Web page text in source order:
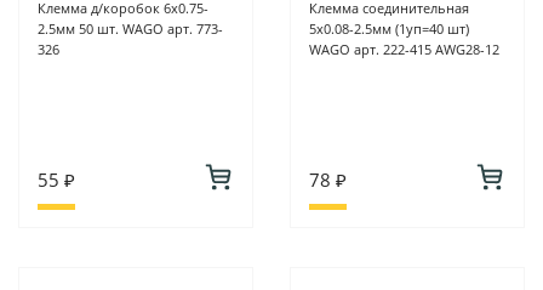
Клемма д/коробок 6х0.75-
2.5мм 50 шт. WAGO арт. 773-
326
55 ₽
Клемма соединительная
5х0.08-2.5мм (1уп=40 шт)
WAGO арт. 222-415 AWG28-12
78 ₽